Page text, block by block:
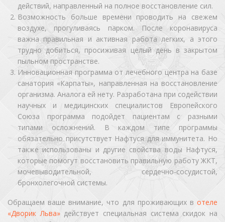
действий, направленный на полное восстановление сил.
Возможность больше времени проводить на свежем
воздухе, прогуливаясь парком. После коронавируса
важна правильная и активная работа легких, а этого
трудно добиться, просиживая целый день в закрытом
пыльном пространстве.
Инновационная программа от лечебного центра на базе
санатория «Карпаты», направленная на восстановление
организма. Аналога ей нету. Разработана при содействии
научных и медицинских специалистов Европейского
Союза программа подойдет пациентам с разными
типами осложнений. В каждом типе программы
обязательно присутствует Нафтуся для иммунитета. Но
также использованы и другие свойства воды Нафтуся,
которые помогут восстановить правильную работу ЖКТ,
мочевыводительной, сердечно-сосудистой,
бронхолегочной системы.
Обращаем ваше внимание, что для проживающих в отеле
«Дворик Льва»действует специальная система скидок на